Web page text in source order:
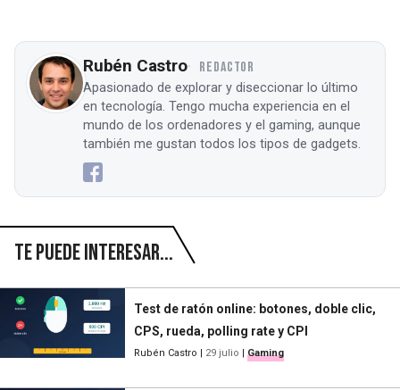
Rubén Castro REDACTOR
Apasionado de explorar y diseccionar lo último
en tecnología. Tengo mucha experiencia en el
mundo de los ordenadores y el gaming, aunque
también me gustan todos los tipos de gadgets.
Te puede interesar...
Test de ratón online: botones, doble clic,
CPS, rueda, polling rate y CPI
Rubén Castro | 29 julio | Gaming